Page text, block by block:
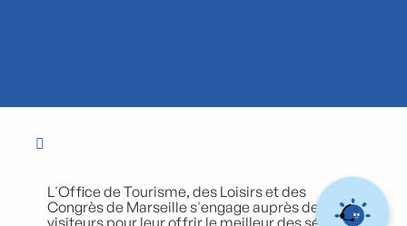
L'Office de Tourisme, des Loisirs et des
Congrès de Marseille s'engage auprès de ses
visiteurs pour leur offrir le meilleur des séjours.